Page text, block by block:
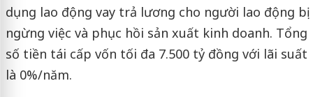
dụng lao động vay trả lương cho người lao động bị
ngừng việc và phục hồi sản xuất kinh doanh. Tổng
số tiền tái cấp vốn tối đa 7.500 tỷ đồng với lãi suất
là 0%/năm.